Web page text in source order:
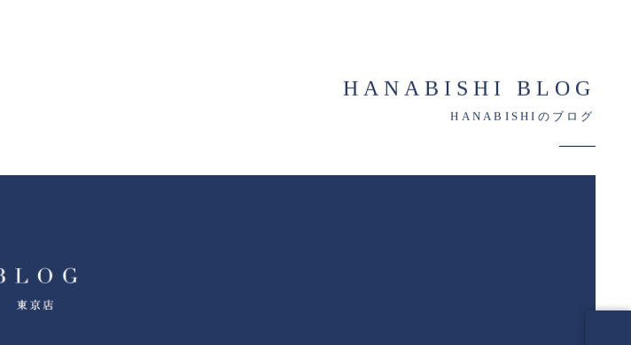
HANABISHI BLOG
HANABISHIのブログ